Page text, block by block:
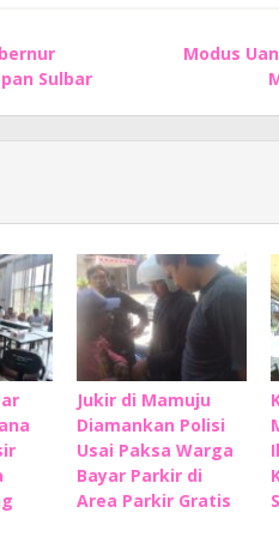
Sulbar
Modus
Jukir di Mamuju
Diamankan Polisi
Usai Paksa Warga
Bayar Parkir di
Area Parkir Gratis